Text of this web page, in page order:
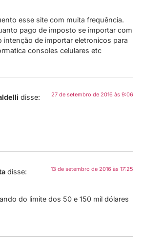
esse site com muita frequência.
pago de imposto se importar com
intenção de importar eletronicos para
consoles celulares etc
disse: 27 de setembro de 2016 às 9:06
disse: 13 de setembro de 2016 às 17:25
do limite dos 50 e 150 mil dólares